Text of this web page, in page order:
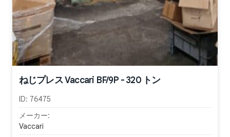
ねじプレス Vaccari BF/9P - 320 トン
ID: 76475
メーカー:
Vaccari